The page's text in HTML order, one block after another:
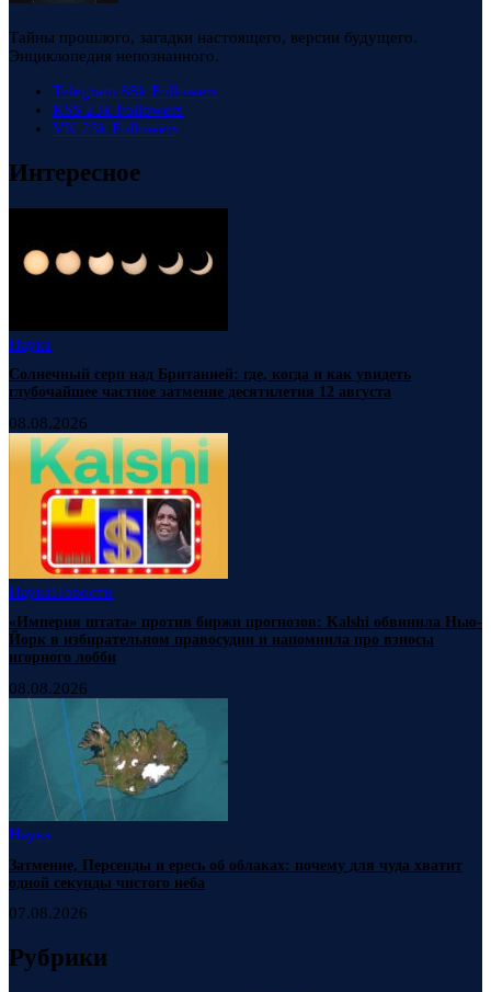
Тайны прошлого, загадки настоящего, версии будущего.
Энциклопедия непознанного.
Telegram 88k Followers
RSS 23k Followers
VK 23k Followers
Интересное
Наука
Солнечный серп над Британией: где, когда и как увидеть
глубочайшее частное затмение десятилетия 12 августа
08.08.2026
НаукаНовости
«Империя штата» против биржи прогнозов: Kalshi обвинила Нью-
Йорк в избирательном правосудии и напомнила про взносы
игорного лобби
08.08.2026
Наука
Затмение, Персеиды и ересь об облаках: почему для чуда хватит
одной секунды чистого неба
07.08.2026
Рубрики